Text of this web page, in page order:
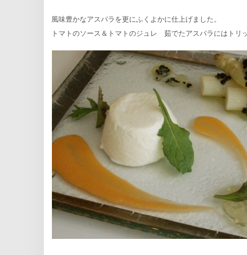
風味豊かなアスパラを更にふくよかに仕上げました。
トマトのソース＆トマトのジュレ 茹でたアスパラにはトリ